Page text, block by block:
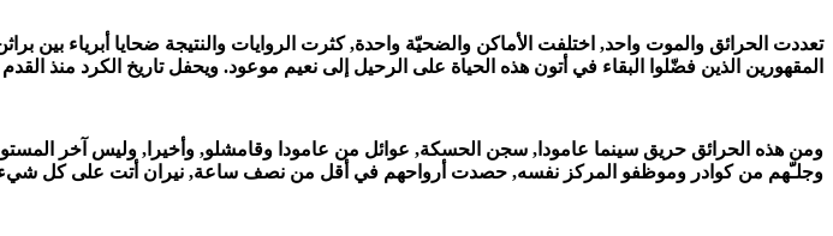
تعددت الحرائق والموت واحد, اختلفت الأماكن والضحيّة واحدة, كثرت الروايات والنتيجة ضحايا أبرياء بين
المقهورين الذين فضّلوا البقاء في أتون هذه الحياة على الرحيل إلى نعيم موعود. ويحفل تاريخ الكرد منذ
ومن هذه الحرائق حريق سينما عامودا, سجن الحسكة, عوائل من عامودا وقامشلو, وأخيرا, وليس آخر
وجلـّهم من كوادر وموظفو المركز نفسه, حصدت أرواحهم في أقل من نصف ساعة, نيران أتت على كل شيء,